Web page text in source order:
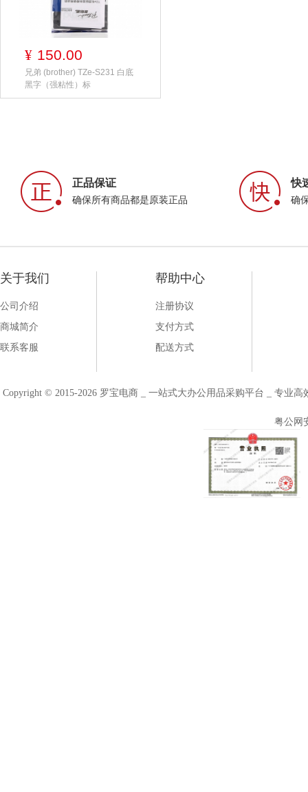
¥ 150.00
兄弟 (brother) TZe-S231 白底
黑字（强粘性）标
正品保证
确保所有商品都是原装正品
快
确
关于我们
公司介绍
商城简介
联系客服
帮助中心
注册协议
支付方式
配送方式
Copyright © 2015-2026 罗宝电商 _ 一站式大办公用品采购平台 _ 专业
粤公网